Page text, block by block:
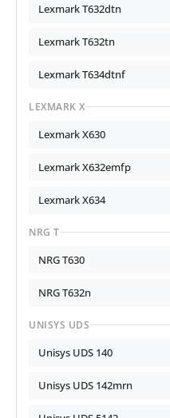
Lexmark T632dtn
Lexmark T632tn
Lexmark T634dtnf
LEXMARK X
Lexmark X630
Lexmark X632emfp
Lexmark X634
NRG T
NRG T630
NRG T632n
UNISYS UDS
Unisys UDS 140
Unisys UDS 142mrn